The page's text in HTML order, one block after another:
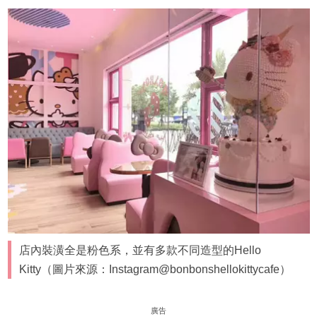
店內裝潢全是粉色系，並有多款不同造型的Hello
Kitty（圖片來源：Instagram@bonbonshellokittycafe）
廣告